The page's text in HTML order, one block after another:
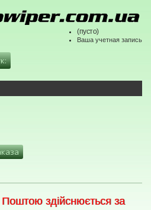
(пусто)
Ваша учетная запись
здійснюється за